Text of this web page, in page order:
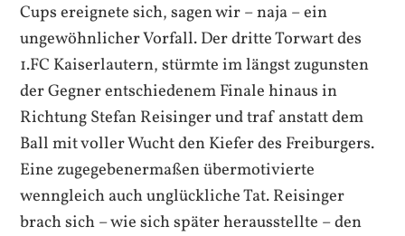
Cups ereignete sich, sagen wir – naja – ein
ungewöhnlicher Vorfall. Der dritte Torwart des
1.FC Kaiserlautern, stürmte im längst zugunsten
der Gegner entschiedenem Finale hinaus in
Richtung Stefan Reisinger und traf anstatt dem
Ball mit voller Wucht den Kiefer des Freiburgers.
Eine zugegebenermaßen übermotivierte
wenngleich auch unglückliche Tat. Reisinger
brach sich – wie sich später herausstellte – den